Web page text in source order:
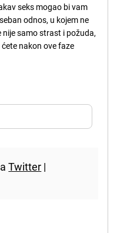
seks mogao bi vam
odnos, u kojem ne
samo strast i požuda,
nakon ove faze
Twitter |